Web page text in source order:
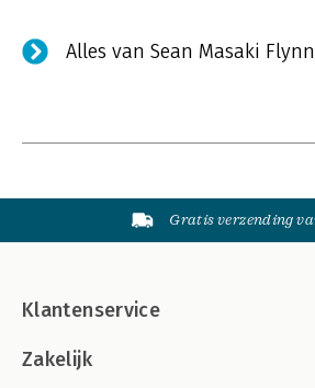
Alles van Sean Masaki Flynn
Gratis verzending
Klantenservice
Zakelijk